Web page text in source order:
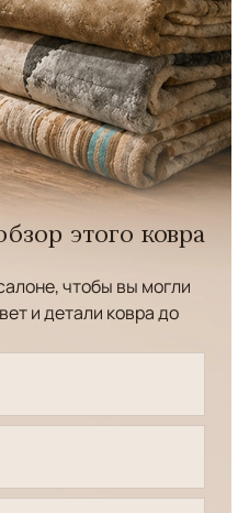
этого ковра
чтобы вы могли
и детали ковра до